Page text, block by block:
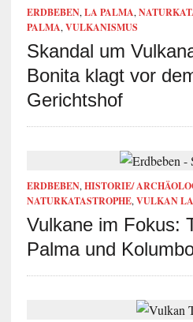
ERDBEBEN, LA PALMA,
PALMA, VULKANISMUS
Skandal um
Bonita klagt vor
Gerichtshof
ERDBEBEN, HISTORIE/
NATURKATASTROPHE, VULKAN
Vulkane im Fokus:
Palma und